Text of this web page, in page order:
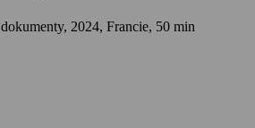
2024, Francie, 50 min